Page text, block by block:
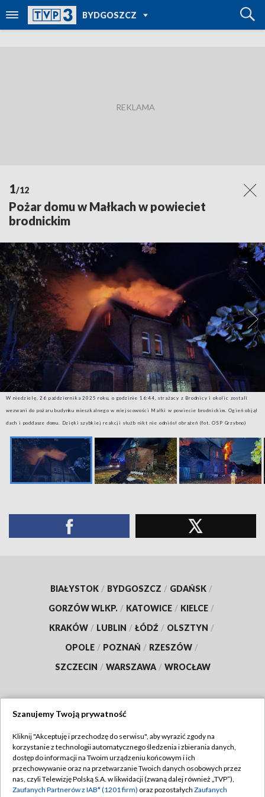
BYDGOSZCZ
TVP REGIONY
1/12
Pożar domu w Małkach w powieciet
brodnickim
W niedzielę, 26 października 2025 roku, o godzinie 16:44, strażacy z Brodnicy i okolic zostali
wezwani do pożaru budynku mieszkalnego w miejscowości Małki w powiecie brodnickim. Ogień objął
dach i poddasze domu. Dzięki szybkiej reakcji służb nikt nie odniósł obrażeń (fot. OSP Grzybno)
BIAŁYSTOK / BYDGOSZCZ / GDAŃSK /
GORZÓW WLKP. / KATOWICE / KIELCE /
KRAKÓW / LUBLIN / ŁÓDŹ / OLSZTYN /
OPOLE / POZNAŃ / RZESZÓW /
SZCZECIN / WARSZAWA / WROCŁAW
TVP
Abonament TVP
Emisja w TVP
Regulamin TVP
Polityka prywatności
Szanujemy Twoją prywatność
Kliknij "Akceptuję i przechodzę do serwisu", aby wyrazić zgody na
korzystanie z technologii automatycznego śledzenia i zbierania danych,
dostęp do informacji na Twoim urządzeniu końcowym i ich
przechowywanie oraz na przetwarzanie Twoich danych osobowych przez
nas, czyli Telewizję Polską S.A. w likwidacji (zwaną dalej również „TVP”),
Zaufanych Partnerów z IAB* (1201 firm) oraz pozostałych Zaufanych